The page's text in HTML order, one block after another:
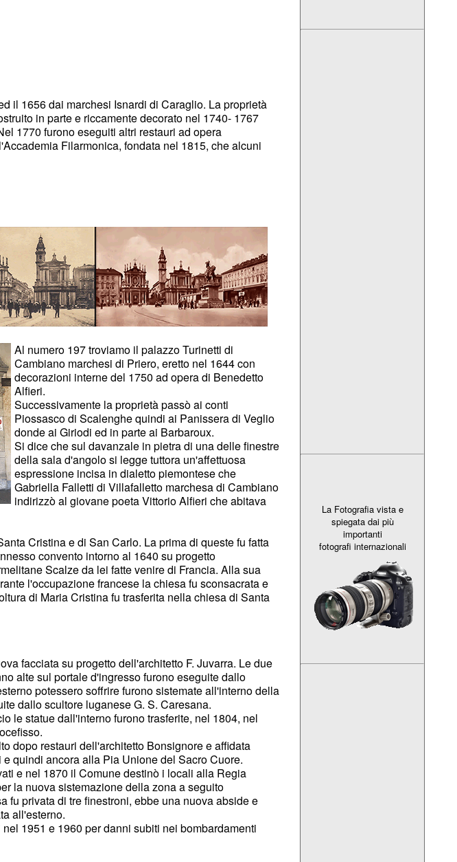
La Fotografia vista e
spiegata dai più
importanti
fotografi internazionali
il 1656 dai marchesi Isnardi di Caraglio. La proprietà
in parte e riccamente decorato nel 1740- 1767
1770 furono eseguiti altri restauri ad opera
Filarmonica, fondata nel 1815, che alcuni
Al numero 197 troviamo il palazzo Turinetti di
Cambiano marchesi di Priero, eretto nel 1644 con
decorazioni interne del 1750 ad opera di Benedetto
Alfieri.
Successivamente la proprietà passò ai conti
Piossasco di Scalenghe quindi ai Panissera di Veglio
donde ai Giriodi ed in parte ai Barbaroux.
Si dice che sul davanzale in pietra di una delle finestre
della sala d'angolo si legge tuttora un'affettuosa
espressione incisa in dialetto piemontese che
Gabriella Falletti di Villafalletto marchesa di Cambiano
indirizzò al giovane poeta Vittorio Alfieri che abitava
Cristina e di San Carlo. La prima di queste fu fatta
convento intorno al 1640 su progetto
Scalze da lei fatte venire di Francia. Alla sua
l'occupazione francese la chiesa fu sconsacrata e
di Maria Cristina fu trasferita nella chiesa di Santa
facciata su progetto dell'architetto F. Juvarra. Le due
alte sul portale d'ingresso furono eseguite dallo
potessero soffrire furono sistemate all'interno della
dallo scultore luganese G. S. Caresana.
le statue dall'interno furono trasferite, nel 1804, nel
dopo restauri dell'architetto Bonsignore e affidata
quindi ancora alla Pia Unione del Sacro Cuore.
e nel 1870 il Comune destinò i locali alla Regia
la nuova sistemazione della zona a seguito
fu privata di tre finestroni, ebbe una nuova abside e
all'esterno.
1951 e 1960 per danni subiti nei bombardamenti